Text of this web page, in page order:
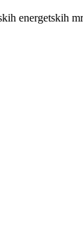
energetskih